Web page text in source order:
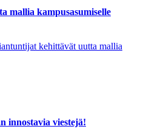
mallia kampusasumiselle
kehittävät uutta mallia
innostavia viestejä!